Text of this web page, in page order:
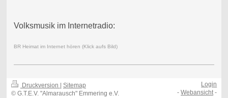
Volksmusik im Internetradio:
BR Heimat im Internet hören (Klick aufs Bild)
Druckversion
Sitemap
© G.T.E.V. "Almarausch" Emmering e.V.
Login
-Webansicht-